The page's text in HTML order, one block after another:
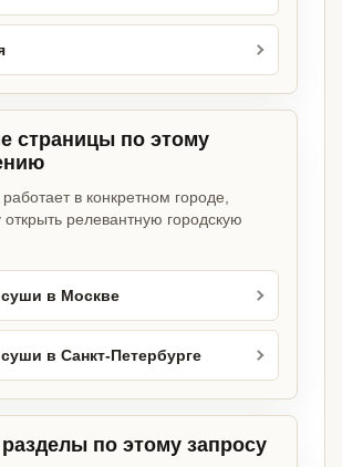
страницы по этому
в конкретном городе,
релевантную городскую
суши в Москве
в Санкт-Петербурге
по этому запросу